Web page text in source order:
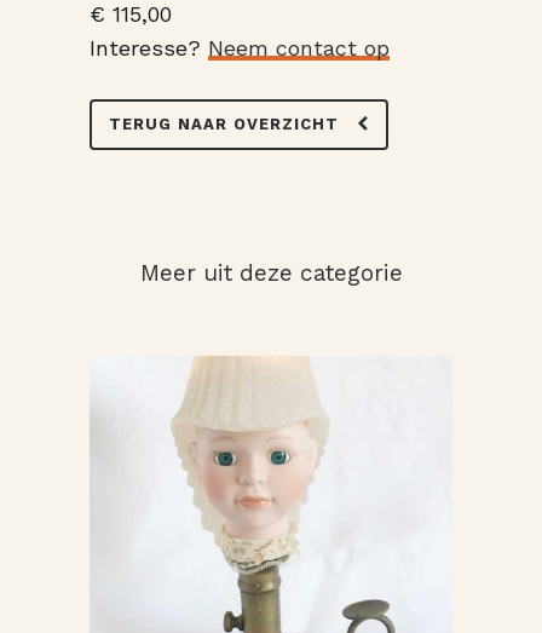
€ 115,00
Interesse? Neem contact op
TERUG NAAR OVERZICHT
Meer uit deze categorie